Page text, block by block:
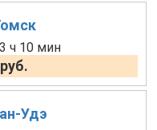
ч 10 мин
Удэ